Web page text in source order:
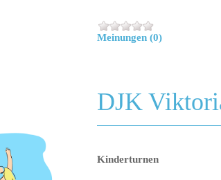
Meinungen (0)
DJK
Kinderturnen